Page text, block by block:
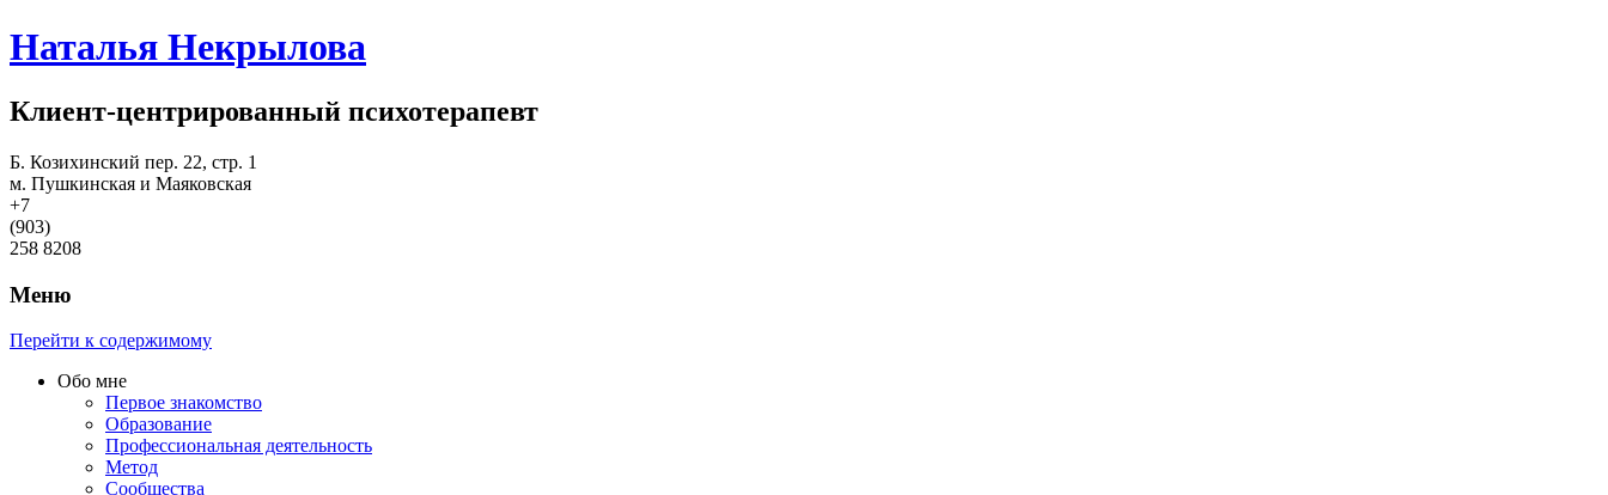
Наталья Некрылова
Клиент-центрированный психотерапевт
Б. Козихинский пер. 22, стр. 1
м. Пушкинская и Маяковская
+7
(903)
258 8208
Меню
Перейти к содержимому
Обо мне
Первое знакомство
Образование
Профессиональная деятельность
Метод
Сообщества